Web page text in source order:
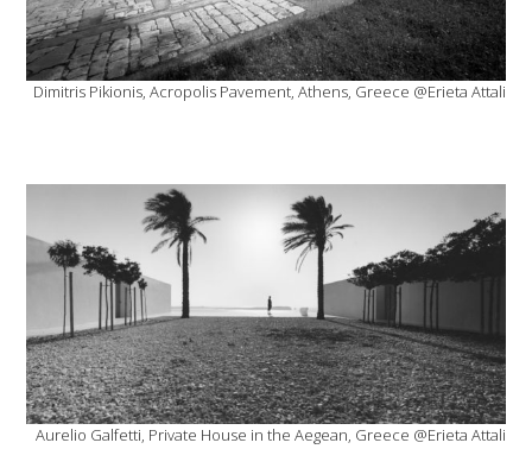
Dimitris Pikionis, Acropolis Pavement, Athens, Greece @Erieta Attali
Aurelio Galfetti, Private House in the Aegean, Greece @Erieta Attali